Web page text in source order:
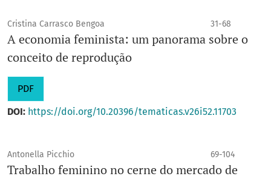
Cristina Carrasco Bengoa 31-68
A economia feminista: um panorama sobre o
conceito de reprodução
PDF
DOI: https://doi.org/10.20396/tematicas.v26i52.11703
Antonella Picchio 69-104
Trabalho feminino no cerne do mercado de